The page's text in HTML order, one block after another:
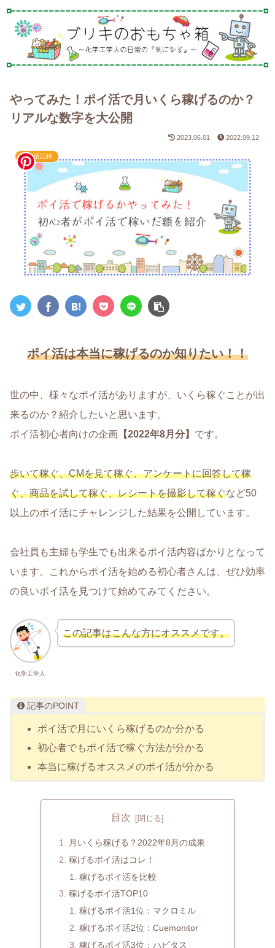
やってみた！ポイ活で月いくら稼げるのか？
リアルな数字を大公開
2023.06.01 2022.09.12
ポイ活記録
ポイ活は本当に稼げるのか知りたい！！
世の中、様々なポイ活がありますが、いくら稼ぐことが出
来るのか？紹介したいと思います。
ポイ活初心者向けの企画 【2022年8月分】 です。
歩いて稼ぐ、CMを見て稼ぐ、アンケートに回答して稼
ぐ、商品を試して稼ぐ、レシートを撮影して稼ぐなど50
以上のポイ活にチャレンジした結果を公開しています。
会社員も主婦も学生でも出来るポイ活内容ばかりとなって
います。これからポイ活を始める初心者さんは、ぜひ効率
の良いポイ活を見つけて始めてみてください。
化学工学人
この記事はこんな方にオススメです。
記事のPOINT
ポイ活で月にいくら稼げるのか分かる
初心者でもポイ活で稼ぐ方法が分かる
本当に稼げるオススメのポイ活が分かる
目次
月いくら稼げる？2022年8月の成果
稼げるポイ活はコレ！
稼げるポイ活を比較
稼げるポイ活TOP10
稼げるポイ活1位：マクロミル
稼げるポイ活2位：Cuemonitor
稼げるポイ活3位：ハピタス